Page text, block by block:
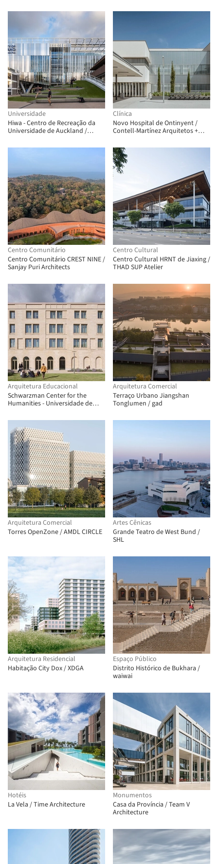
Informação / Bohlin Cywinski
Universidade
Hiwa - Centro de Recreação da
Universidade de Auckland /
Clínica
Novo Hospital de Ontinyent /
Contell-Martínez Arquitetos +
Centro Comunitário
Centro Comunitário CREST NINE /
Sanjay Puri Architects
Centro Cultural
Centro Cultural HRNT de Jiaxing /
THAD SUP Atelier
Arquitetura Educacional
Schwarzman Center for the
Humanities - Universidade de
Arquitetura Comercial
Terraço Urbano Jiangshan
Tonglumen / gad
Arquitetura Comercial
Torres OpenZone / AMDL CIRCLE
Artes Cênicas
Grande Teatro de West Bund /
SHL
Arquitetura Residencial
Habitação City Dox / XDGA
Espaço Público
Distrito Histórico de Bukhara /
waiwai
Hotéis
La Vela / Time Architecture
Monumentos
Casa da Província / Team V
Architecture